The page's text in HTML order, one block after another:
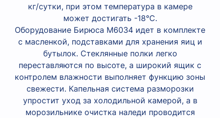
кг/сутки, при этом температура в камере
может достигать -18°C.
Оборудование Бирюса M6034 идет в комплекте
с масленкой, подставками для хранения яиц и
бутылок. Стеклянные полки легко
переставляются по высоте, а широкий ящик с
контролем влажности выполняет функцию зоны
свежести. Капельная система разморозки
упростит уход за холодильной камерой, а в
морозильнике очистка наледи проводится